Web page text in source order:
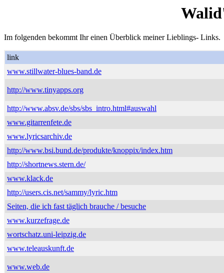
Im folgenden bekommt Ihr einen Überblick meiner Lieblings- Links.
link
www.stillwater-blues-band.de
http://www.tinyapps.org
http://www.absv.de/sbs/sbs_intro.html#auswahl
www.gitarrenfete.de
www.lyricsarchiv.de
http://www.bsi.bund.de/produkte/knoppix/index.htm
http://shortnews.stern.de/
www.klack.de
http://users.cis.net/sammy/lyric.htm
Seiten, die ich fast täglich brauche / besuche
www.kurzefrage.de
wortschatz.uni-leipzig.de
www.teleauskunft.de
www.web.de